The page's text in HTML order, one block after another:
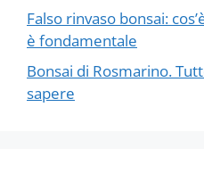
Falso rinvaso bonsai:
è fondamentale
Bonsai di Rosmarino.
sapere